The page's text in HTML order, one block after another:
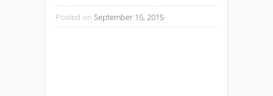
Posted on September 15, 2015